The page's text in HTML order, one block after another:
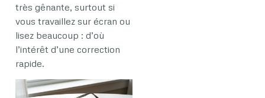
très gênante, surtout si
vous travaillez sur écran ou
lisez beaucoup : d’où
l’intérêt d’une correction
rapide.